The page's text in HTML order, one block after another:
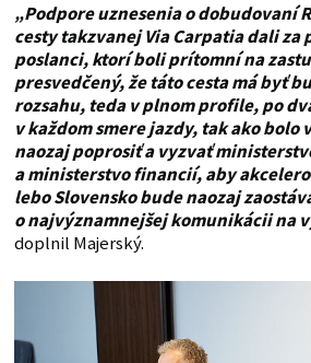
„Podpore uznesenia o dobudovaní
cesty takzvanej Via Carpatia dali za
poslanci, ktorí boli prítomní na
presvedčený, že táto cesta má byť
rozsahu, teda v plnom profile, po
v každom smere jazdy, tak ako bolo
naozaj poprosiť a vyzvať
a ministerstvo financií, aby
lebo Slovensko bude naozaj
o najvýznamnejšej komunikácii na
doplnil Majerský.